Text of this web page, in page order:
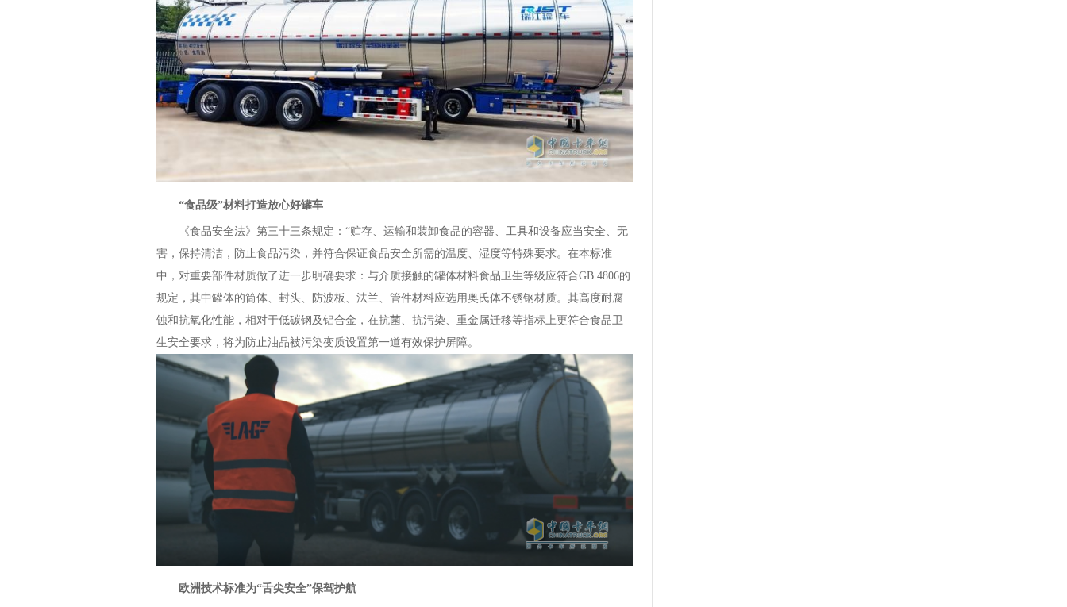
“食品级”材料打造放心好罐车
《食品安全法》第三十三条规定：“贮存、运输和装卸食品的容器、工具和设备应当安全、无
害，保持清洁，防止食品污染，并符合保证食品安全所需的温度、湿度等特殊要求。在本标准
中，对重要部件材质做了进一步明确要求：与介质接触的罐体材料食品卫生等级应符合GB 4806的
规定，其中罐体的筒体、封头、防波板、法兰、管件材料应选用奥氏体不锈钢材质。其高度耐腐
蚀和抗氧化性能，相对于低碳钢及铝合金，在抗菌、抗污染、重金属迁移等指标上更符合食品卫
生安全要求，将为防止油品被污染变质设置第一道有效保护屏障。
欧洲技术标准为“舌尖安全”保驾护航